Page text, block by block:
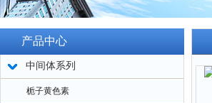
产品中心
中间体系列
栀子黄色素